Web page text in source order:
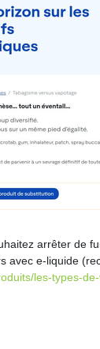
arrêter de
avec e-liquide
les-types-